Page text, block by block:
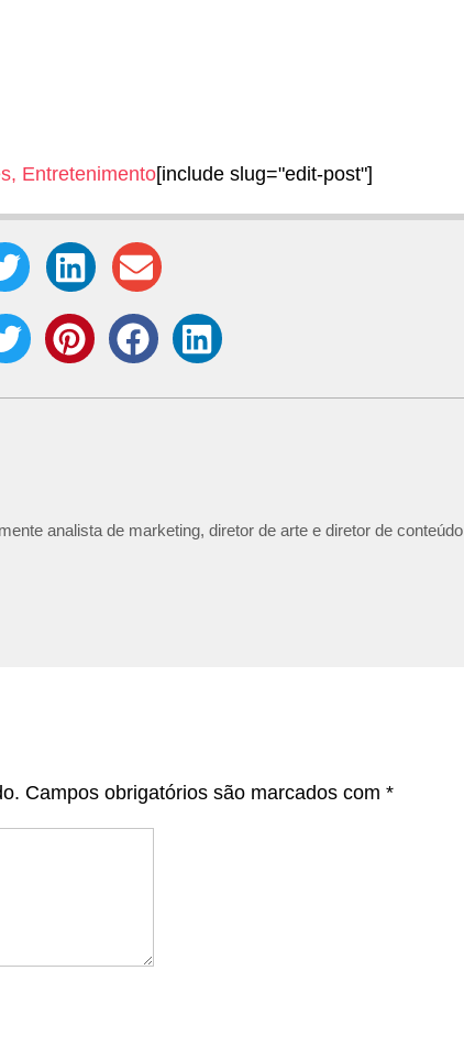
, Entretenimento[include slug="edit-post"]
analista de marketing, diretor de arte e diretor de conteúdo
Campos obrigatórios são marcados com *